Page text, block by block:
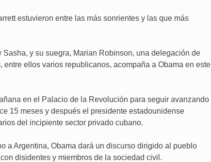
estuvieron entre las más sonrientes y las que más
y su suegra, Marian Robinson, una delegación de
ellos varios republicanos, acompaña a Obama en este
en el Palacio de la Revolución para seguir avanzando
15 meses y después el presidente estadounidense
del incipiente sector privado cubano.
a Argentina, Obama dará un discurso dirigido al pueblo
disidentes y miembros de la sociedad civil.